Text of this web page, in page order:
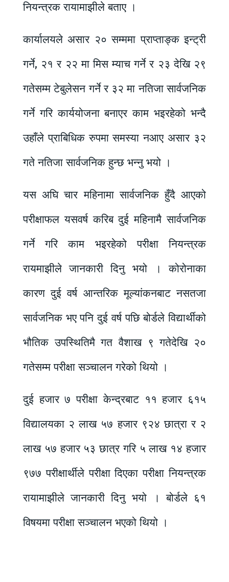
नियन्त्रक रायामाझीले बताए ।
कार्यालयले असार २० सम्ममा प्राप्ताङ्क इन्ट्री
गर्ने, २१ र २२ मा मिस म्याच गर्ने र २३ देखि २९
गतेसम्म टेबुलेसन गर्ने र ३२ मा नतिजा सार्वजनिक
गर्ने गरि कार्ययोजना बनाएर काम भइरहेको भन्दै
उहाँले प्राबिधिक रुपमा समस्या नआए असार ३२
गते नतिजा सार्वजनिक हुन्छ भन्नु भयो ।
यस अघि चार महिनामा सार्वजनिक हुँदै आएको
परीक्षाफल यसवर्ष करिब दुई महिनामै सार्वजनिक
गर्ने गरि काम भइरहेको परीक्षा नियन्त्रक
रायमाझीले जानकारी दिनु भयो । कोरोनाका
कारण दुई वर्ष आन्तरिक मूल्यांकनबाट नसतजा
सार्वजनिक भए पनि दुई वर्ष पछि बोर्डले विद्यार्थीको
भौतिक उपस्थितिमै गत वैशाख ९ गतेदेखि २०
गतेसम्म परीक्षा सञ्चालन गरेको थियो ।
दुई हजार ७ परीक्षा केन्द्रबाट ११ हजार ६१५
विद्यालयका २ लाख ५७ हजार ९२४ छात्रा र २
लाख ५७ हजार ५३ छात्र गरि ५ लाख १४ हजार
९७७ परीक्षार्थीले परीक्षा दिएका परीक्षा नियन्त्रक
रायामाझीले जानकारी दिनु भयो । बोर्डले ६१
विषयमा परीक्षा सञ्चालन भएको थियो ।